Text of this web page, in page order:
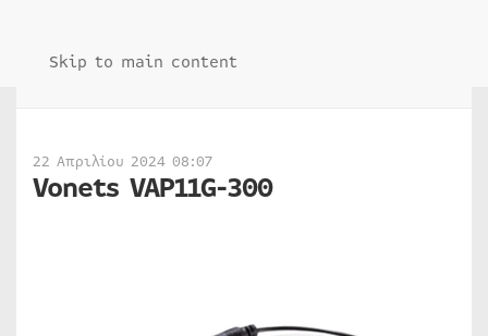
Skip to main content
22 Απριλίου 2024 08:07
Vonets VAP11G-300